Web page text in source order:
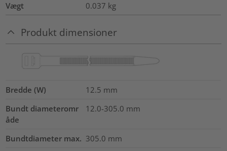
Vægt
0.037 kg
Produkt dimensioner
Bredde (W) 12.5 mm
Bundt diameteromr
åde
12.0-305.0 mm
Bundtdiameter max. 305.0 mm